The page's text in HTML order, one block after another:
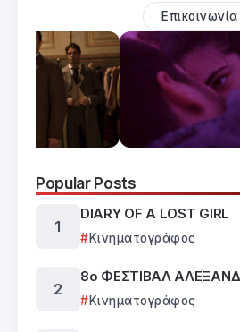
Επικοινωνία
Popular Posts
DIARY OF A LOST GIRL
Κινηματογράφος
8ο ΦΕΣΤΙΒΑΛ
Κινηματογράφος